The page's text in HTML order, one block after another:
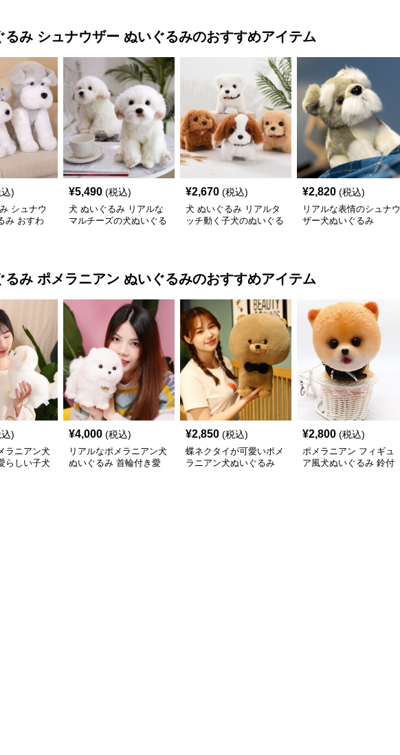
るみ シュナウザー ぬいぐるみのおすすめアイテム
)
シュナウ
み おすわ
¥5,490 (税込)
犬 ぬいぐるみ リアルな
マルチーズの犬ぬいぐる
¥2,670 (税込)
犬 ぬいぐるみ リアルタ
ッチ動く子犬のぬいぐる
¥2,820 (税込)
リアルな表情のシュナウ
ザー犬ぬいぐるみ
るみ ポメラニアン ぬいぐるみのおすすめアイテム
)
ラニアン犬
らしい子犬
¥4,000 (税込)
リアルなポメラニアン犬
ぬいぐるみ 首輪付き愛
¥2,850 (税込)
蝶ネクタイが可愛いポメ
ラニアン犬ぬいぐるみ
¥2,800 (税込)
ポメラニアン フィギュ
ア風犬ぬいぐるみ 鈴付